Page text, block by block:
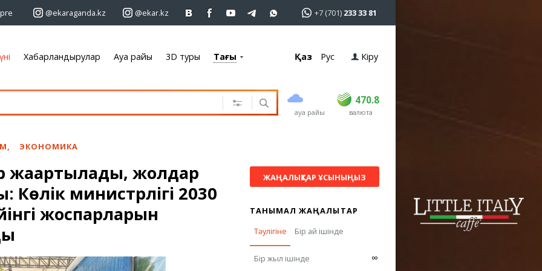
@ekaraganda.kz @ekar.kz +7 (701) 233 33 81
Хабарландырулар
Автомобильдер
Қызметтер
Электроника
Жиһаз
Ауа райы
Хабарландырулар Ауа райы 3D туры Тағы Қаз Рус Кіру
ауа райы
470.8
USD 468.5 470.8
EUR валюта
, ЭКОНОМИКА
жаңартылады, жолдар
Көлік министрлігі 2030
жоспарларын
ЖАҢАЛЫҚТАР ҰСЫНЫҢЫЗ
ТАНЫМАЛ ЖАҢАЛЫҚТАР
Тәулігіне
Бір ай ішінде
Бір жыл ішінде ∞